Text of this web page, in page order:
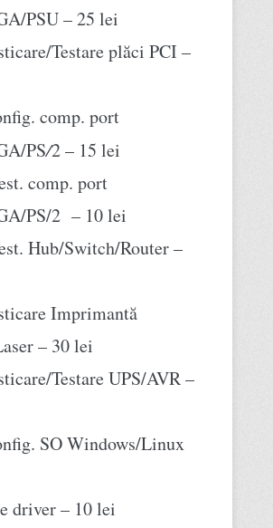
PSU – 25 lei
Testare plăci PCI –
comp. port
PS/2 – 15 lei
comp. port
PS/2 – 10 lei
Hub/Switch/Router –
Imprimantă
– 30 lei
Testare UPS/AVR –
SO Windows/Linux
driver – 10 lei